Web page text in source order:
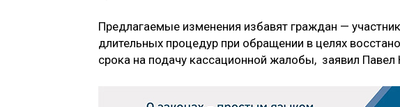
Предлагаемые изменения избавят граждан —
длительных процедур при обращении в целях
срока на подачу кассационной жалобы, заявил Павел